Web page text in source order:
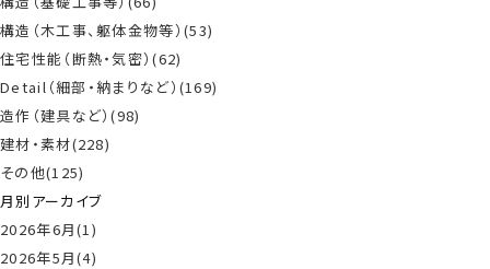
構造（木工事、躯体金物等）(53)
住宅性能（断熱・気密）(62)
Detail（細部・納まりなど）(169)
造作（建具など）(98)
建材・素材(228)
その他(125)
月別アーカイブ
2026年6月(1)
2026年5月(4)